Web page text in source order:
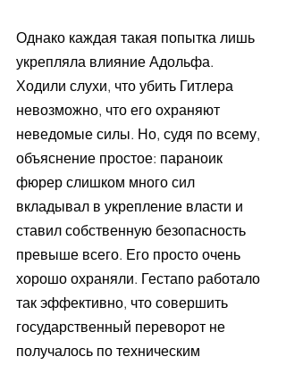
Однако каждая такая попытка лишь
укрепляла влияние Адольфа.
Ходили слухи, что убить Гитлера
невозможно, что его охраняют
неведомые силы. Но, судя по всему,
объяснение простое: параноик
фюрер слишком много сил
вкладывал в укрепление власти и
ставил собственную безопасность
превыше всего. Его просто очень
хорошо охраняли. Гестапо работало
так эффективно, что совершить
государственный переворот не
получалось по техническим